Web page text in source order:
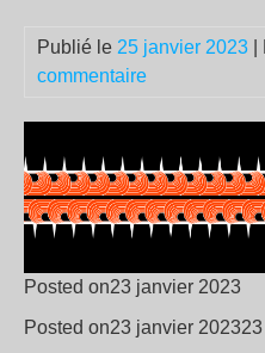
Publié le 25 janvier 2023
commentaire
Posted on23 janvier 2023
Posted on23 janvier